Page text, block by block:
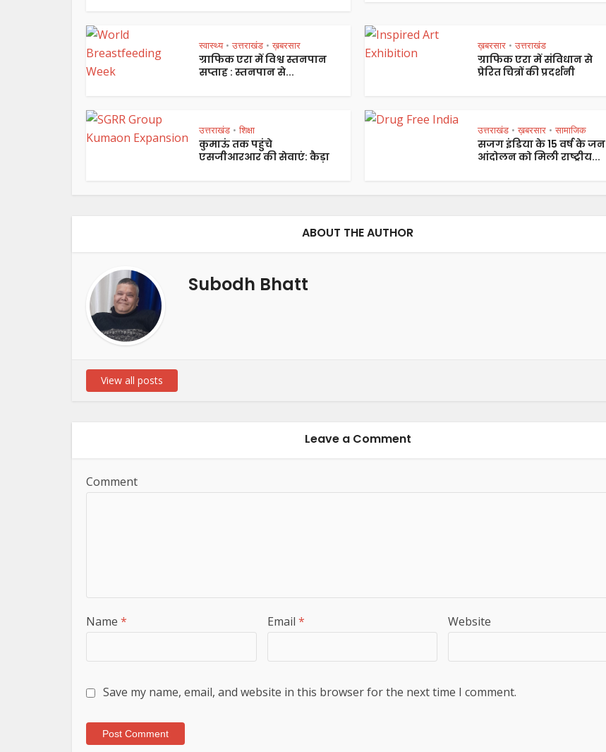
स्वास्थ्य • उत्तराखंड • ख़बरसार
ग्राफिक एरा में विश्व स्तनपान
सप्ताह : स्तनपान से...
ख़बरसार • उत्तराखंड
ग्राफिक एरा में संविधान से
प्रेरित चित्रों की प्रदर्शनी
उत्तराखंड • शिक्षा
कुमाऊं तक पहुंचे
एसजीआरआर की सेवाएं: कैड़ा
उत्तराखंड • ख़बरसार • सामाजिक
सजग इंडिया के 15 वर्ष के जन
आंदोलन को मिली राष्ट्रीय...
ABOUT THE AUTHOR
Subodh Bhatt
View all posts
Leave a Comment
Comment
Name * Email * Website
Save my name, email, and website in this browser for the next time I comment.